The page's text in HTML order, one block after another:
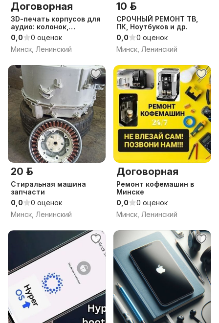
Договорная
3D-печать корпусов для
аудио: колонок,
усилителей, ЦАП
0,0
0 оценок
Минск, Ленинский
10 р.
СРОЧНЫЙ РЕМОНТ ТВ,
ПК, Ноутбуков и др.
0,0
0 оценок
Минск, Ленинский
20 р.
Стиральная машина
запчасти
0,0
0 оценок
Минск, Ленинский
Договорная
Ремонт кофемашин в
Минске
0,0
0 оценок
Минск, Ленинский